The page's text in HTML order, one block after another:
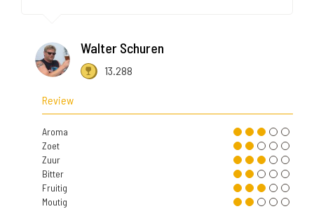
Walter Schuren
13.288
Review
Aroma
Zoet
Zuur
Bitter
Fruitig
Moutig